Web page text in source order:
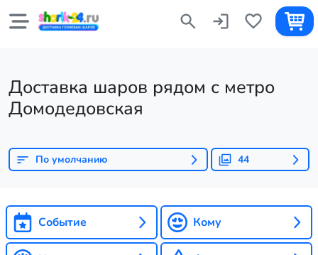
Доставка шаров рядом с метро
Домодедовская
По умолчанию 44
Событие Кому